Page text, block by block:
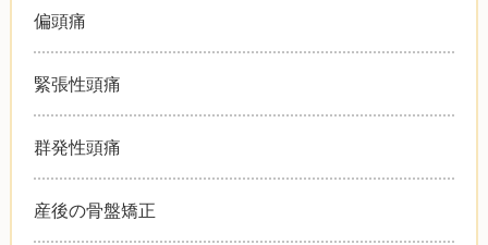
偏頭痛
緊張性頭痛
群発性頭痛
産後の骨盤矯正